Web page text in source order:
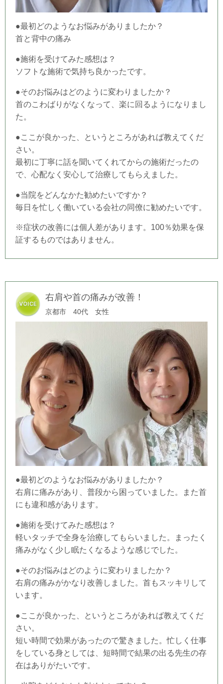
●最初どのようなお悩みがありましたか？
首と背中の痛み
●施術を受けてみた感想は？
ソフトな施術で気持ち良かったです。
●そのお悩みはどのように変わりましたか？
首のこわばりがなくなって、楽に回るようになりまし
た。
●ここが良かった、というところがあれば教えてくだ
さい。
最初に丁寧に話を聞いてくれてからの施術だったの
で、心配なく安心して治療してもらえました。
●当 院をどんなかた勧めたいですか？
毎日を忙しく働いている会社の同僚に勧めたいです。
※症状の改善には個人差があります。100％効果を保
証するものではありません。
右肩や首の痛みが改善！
京都市 40代 女性
●最初どのようなお悩みがありましたか？
右肩に痛みがあり、普段から困っていました。また首
にも違和感があります。
●施術を受けてみた感想は？
軽いタッチで全身を治療してもらいました。まったく
痛みがなく少し眠たくなるような感じでした。
●そのお悩みはどのように変わりましたか？
右肩の痛みがかなり改善しました。首もスッキリして
います。
●ここが良かった、というところがあれば教えてくだ
さい。
短い時間で効果があったので驚きました。忙しく仕事
をしている身としては、短時間で結果の出る先生の存
在はありがたいです。